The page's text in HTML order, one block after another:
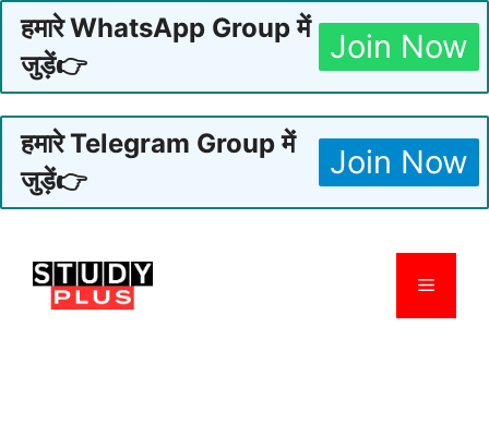
हमारे WhatsApp Group में
जुड़ें👉
Join Now
हमारे Telegram Group में
जुड़ें👉
Join Now
content
Menu